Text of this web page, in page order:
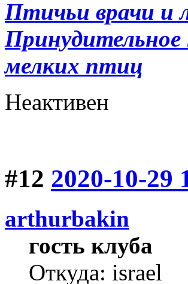
Птичьи врачи и
Принудительное
мелких птиц
Неактивен
#12 2020-10-29
arthurbakin
гость клуба
Откуда: israel